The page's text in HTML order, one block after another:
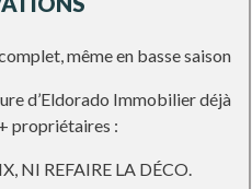
même en basse saison
d’Eldorado Immobilier déjà
propriétaires :
NI REFAIRE LA DÉCO.